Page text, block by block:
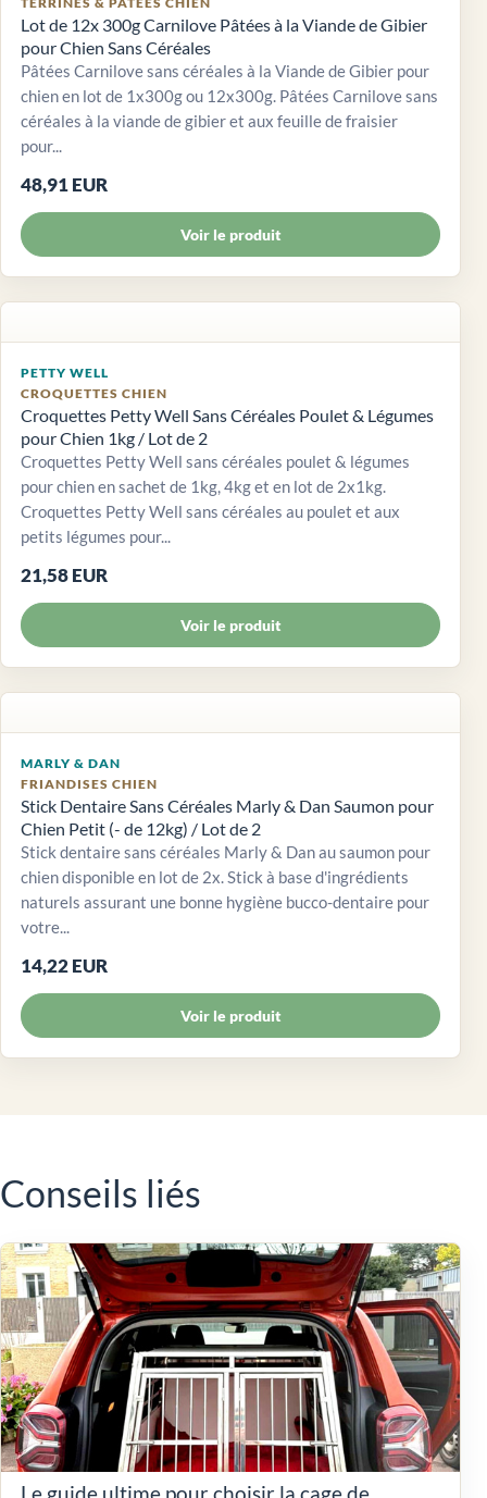
Lot de 12x 300g Carnilove Pâtées à la Viande de Gibier
pour Chien Sans Céréales
Pâtées Carnilove sans céréales à la Viande de Gibier pour
chien en lot de 1x300g ou 12x300g. Pâtées Carnilove sans
céréales à la viande de gibier et aux feuille de fraisier
pour...
48,91 EUR
Voir le produit
PETTY WELL
CROQUETTES CHIEN
Croquettes Petty Well Sans Céréales Poulet & Légumes
pour Chien 1kg / Lot de 2
Croquettes Petty Well sans céréales poulet & légumes
pour chien en sachet de 1kg, 4kg et en lot de 2x1kg.
Croquettes Petty Well sans céréales au poulet et aux
petits légumes pour...
21,58 EUR
Voir le produit
MARLY & DAN
FRIANDISES CHIEN
Stick Dentaire Sans Céréales Marly & Dan Saumon pour
Chien Petit (- de 12kg) / Lot de 2
Stick dentaire sans céréales Marly & Dan au saumon pour
chien disponible en lot de 2x. Stick à base d'ingrédients
naturels assurant une bonne hygiène bucco-dentaire pour
votre...
14,22 EUR
Voir le produit
Conseils liés
Le guide ultime pour choisir la cage de